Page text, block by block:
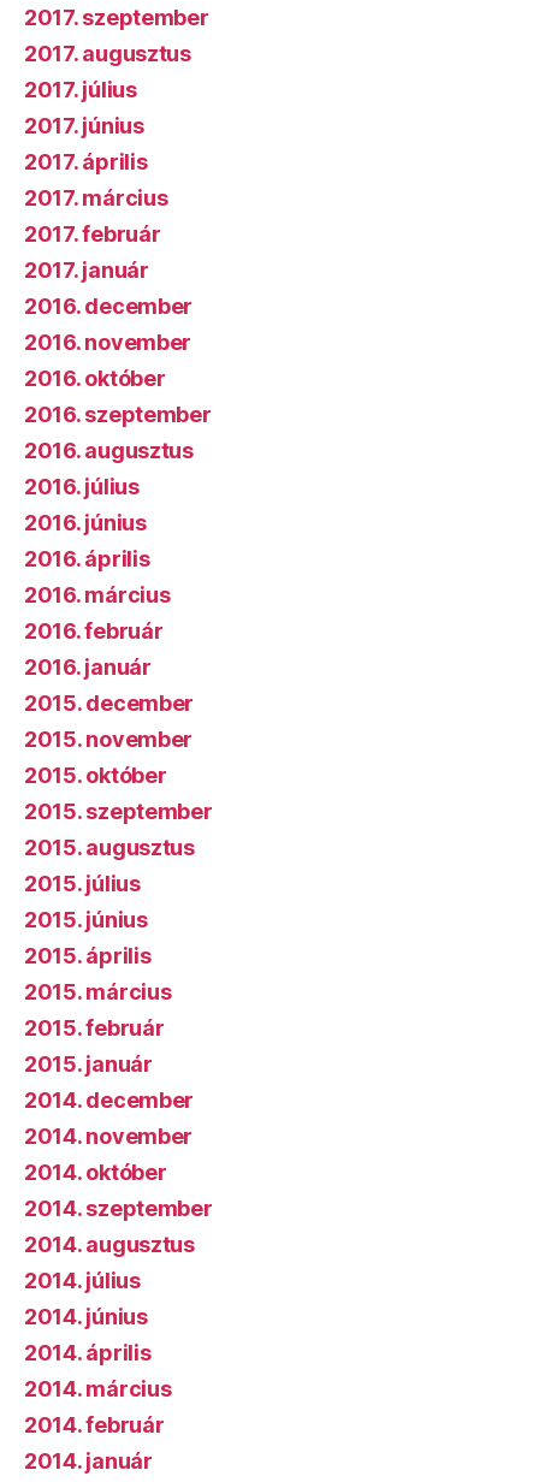
2017. szeptember
2017. augusztus
2017. július
2017. június
2017. április
2017. március
2017. február
2017. január
2016. december
2016. november
2016. október
2016. szeptember
2016. augusztus
2016. július
2016. június
2016. április
2016. március
2016. február
2016. január
2015. december
2015. november
2015. október
2015. szeptember
2015. augusztus
2015. július
2015. június
2015. április
2015. március
2015. február
2015. január
2014. december
2014. november
2014. október
2014. szeptember
2014. augusztus
2014. július
2014. június
2014. április
2014. március
2014. február
2014. január